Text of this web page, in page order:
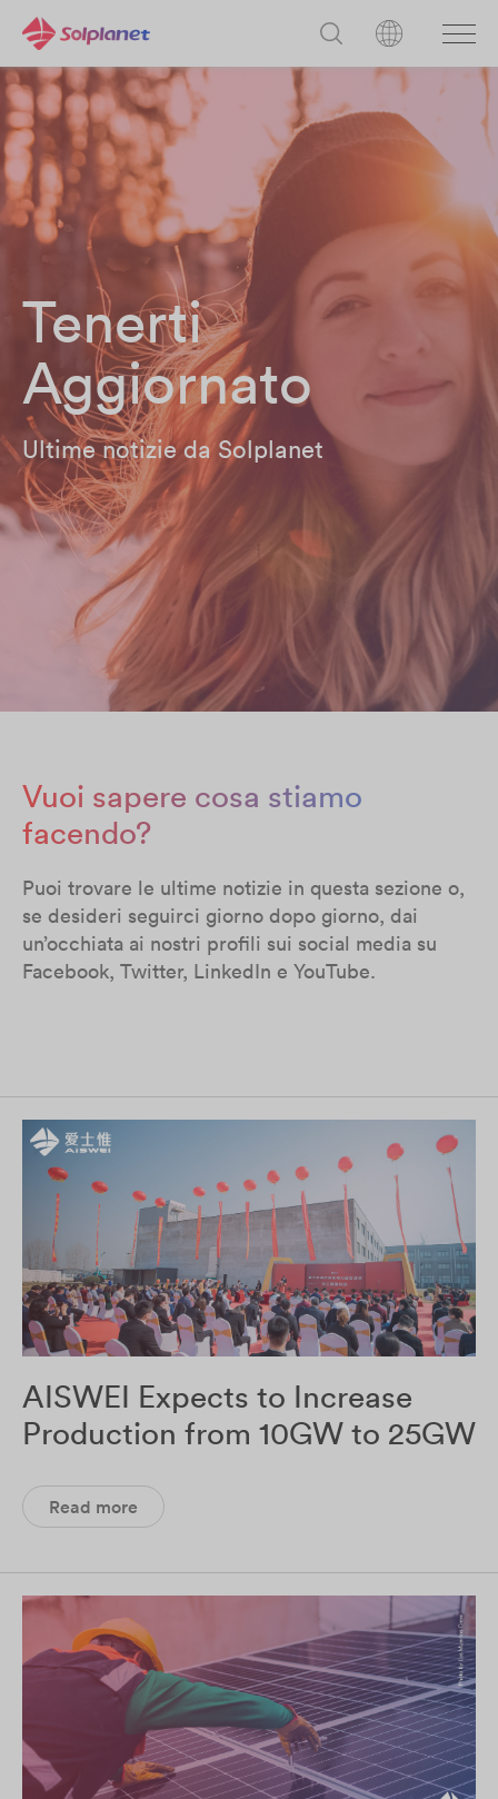
Tenerti
Aggiornato
Ultime notizie da Solplanet
Vuoi sapere cosa stiamo
facendo?
Puoi trovare le ultime notizie in questa sezione o,
se desideri seguirci giorno dopo giorno, dai
un’occhiata ai nostri profili sui social media su
Facebook, Twitter, LinkedIn e YouTube.
AISWEI Expects to Increase
Production from 10GW to 25GW
Read more